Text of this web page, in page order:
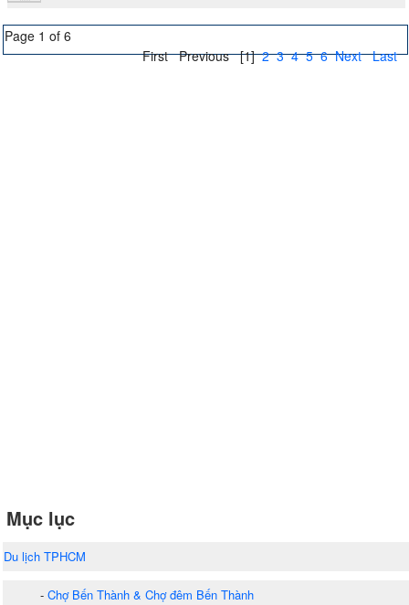
Page 1 of 6
First Previous [1] 2 3 4 5 6 Next Last
Mục lục
Du lịch TPHCM
- Chợ Bến Thành & Chợ đêm Bến Thành